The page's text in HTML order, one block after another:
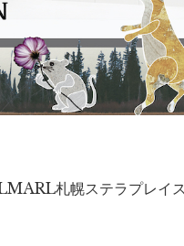
札幌ステラプレイ